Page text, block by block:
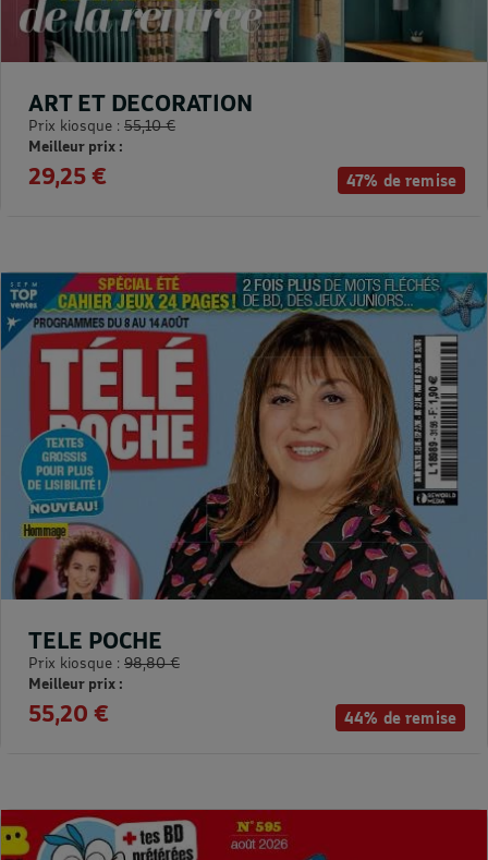
47% de remise
ART ET DECORATION
Prix kiosque : 55,10 €
Meilleur prix :
29,25 €
44% de remise
TELE POCHE
Prix kiosque : 98,80 €
Meilleur prix :
55,20 €